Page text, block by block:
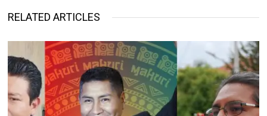
RELATED ARTICLES